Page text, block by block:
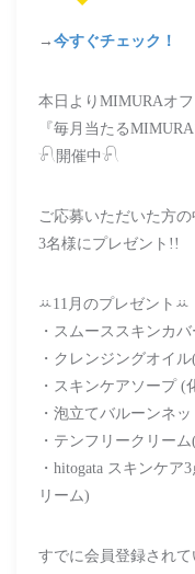
→ 今すぐチェック！
本日よりMIMURAオ
『毎月当たる
𓍯開催中𓍯
ご応募いただいた方
3名様にプレゼント!!
ꕁ11月のプレゼントꕁ
・スムーススキンカ
・クレンジングオイ
・スキンケアソープ (
・泡立てバルーンネ
・テンフリークリー
・hitogata スキンケ
リーム)
すでに会員登録され